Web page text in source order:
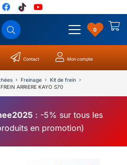
0
Contact Mon compte
Freinage
Kit de frein
ARRIERE KAYO S70
: -5% sur tous les
en promotion)